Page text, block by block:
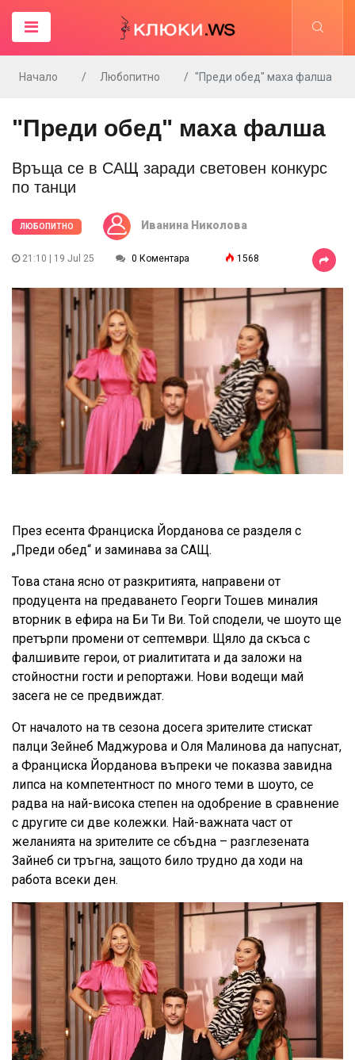
Начало Любопитно "Преди обед" маха фалша
"Преди обед" маха фалша
Връща се в САЩ заради световен конкурс
по танци
ЛЮБОПИТНО Иванина Николова
21:10 | 19 Jul 25 0 Коментара 1568
През есента Франциска Йорданова се разделя с
„Преди обед“ и заминава за САЩ.
Това стана ясно от разкритията, направени от
продуцента на предаването Георги Тошев миналия
вторник в ефира на Би Ти Ви. Той сподели, че шоуто ще
претърпи промени от септември. Щяло да скъса с
фалшивите герои, от риалититата и да заложи на
стойностни гости и репортажи. Нови водещи май
засега не се предвиждат.
От началото на тв сезона досега зрителите стискат
палци Зейнеб Маджурова и Оля Малинова да напуснат,
а Франциска Йорданова въпреки че показва завидна
липса на компетентност по много теми в шоуто, се
радва на най-висока степен на одобрение в сравнение
с другите си две колежки. Най-важната част от
желанията на зрителите се сбъдна – разглезената
Зайнеб си тръгна, защото било трудно да ходи на
работа всеки ден.